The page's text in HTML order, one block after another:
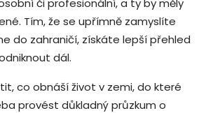
či profesionální, a ty by měly
Tím, že se upřímně zamyslíte
do zahraničí, získáte lepší přehled
dál.
co obnáší život v zemi, do které
provést důkladný průzkum o